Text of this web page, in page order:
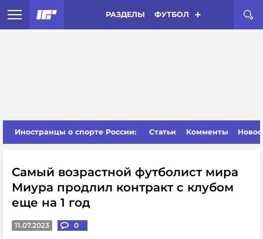
РАЗДЕЛЫ ФУТБОЛ
Иностранцы о спорте России: Статьи Комменты
Самый возрастной футболист мира
Миура продлил контракт с клубом
еще на 1 год
11.07.2023 0